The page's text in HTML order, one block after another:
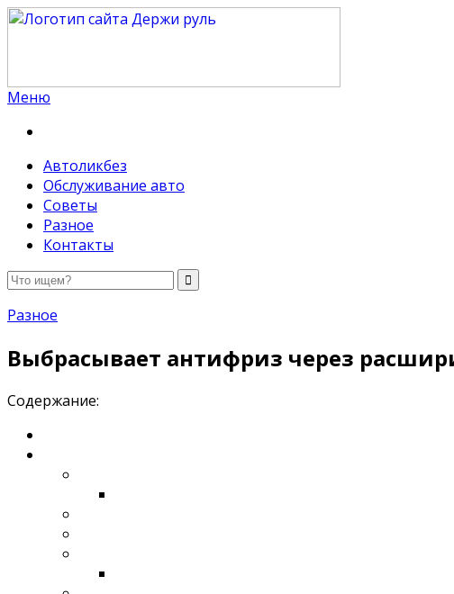
Меню
Автоликбез
Обслуживание авто
Советы
Разное
Контакты
Разное
Выбрасывает антифриз через
Содержание: